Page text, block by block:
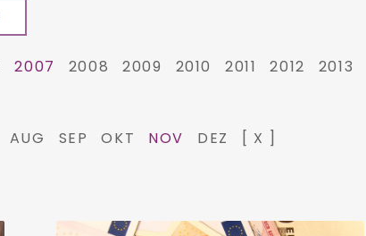
2007 2008 2009 2010 2011 2012 2013
AUG SEP OKT NOV DEZ [ X ]